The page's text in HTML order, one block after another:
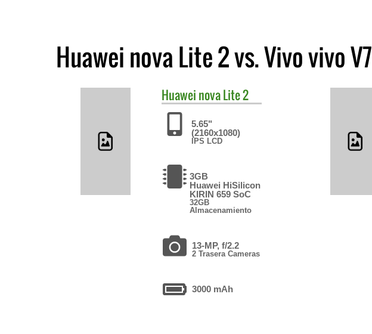
Huawei nova Lite 2 vs. Vivo vivo V7
Huawei nova Lite 2
5.65"
(2160x1080)
IPS LCD
3GB
Huawei HiSilicon
KIRIN 659 SoC
32GB
Almacenamiento
13-MP, f/2.2
2 Trasera Cameras
3000 mAh